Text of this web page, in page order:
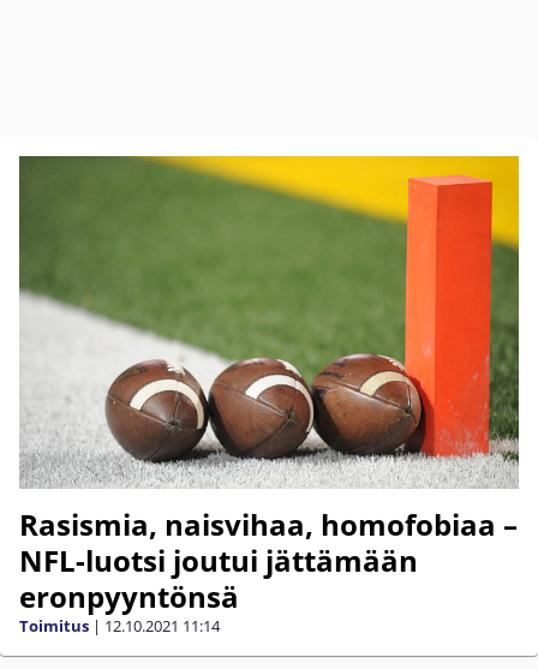
Rasismia, naisvihaa, homofobiaa –
NFL-luotsi joutui jättämään
eronpyyntönsä
Toimitus | 12.10.2021 11:14